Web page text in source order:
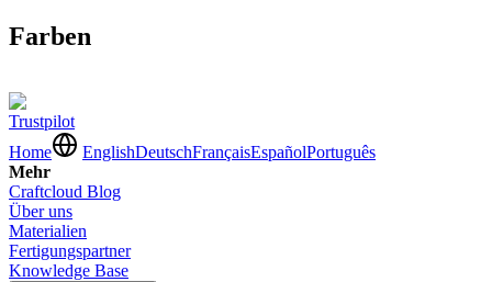
Farben
Trustpilot
Home
EnglishDeutschFrançaisEspañolPortuguês
Mehr
Craftcloud Blog
Über uns
Materialien
Fertigungspartner
Knowledge Base